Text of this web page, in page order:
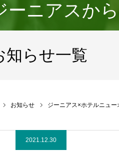
ーニアスか
知らせ一覧
お知らせ ジーニアス×ホテルニュー
2021.12.30